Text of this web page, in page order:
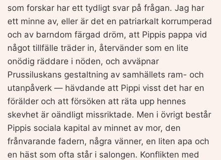
som forskar har ett tydligt svar på frågan. Jag har
ett minne av, eller är det en patriarkalt korrumperad
och av barndom färgad dröm, att Pippis pappa vid
något tillfälle träder in, återvänder som en lite
onödig räddare i nöden, och avväpnar
Prussiluskans gestaltning av samhällets ram- och
utanpåverk — hävdande att Pippi visst det har en
förälder och att försöken att räta upp hennes
skevhet är oändligt missriktade. Men i övrigt består
Pippis sociala kapital av minnet av mor, den
frånvarande fadern, några vänner, en liten apa och
en häst som ofta står i salongen. Konflikten med